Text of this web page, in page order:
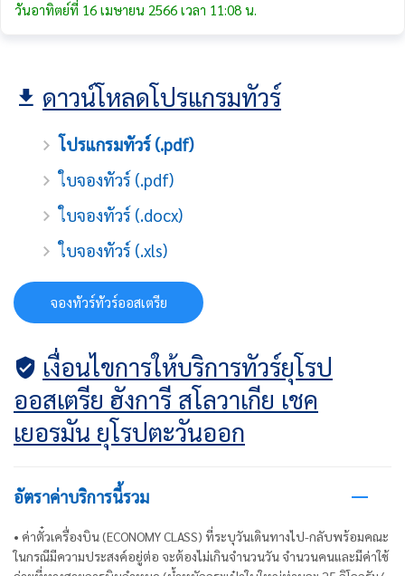
วันอาทิตย์ที่ 16 เมษายน 2566 เวลา 11:08 น.
ดาวน์โหลดโปรแกรมทัวร์
โปรแกรมทัวร์ (.pdf)
ใบจองทัวร์ (.pdf)
ใบจองทัวร์ (.docx)
ใบจองทัวร์ (.xls)
จองทัวร์ทัวร์ออสเตรีย
เงื่อนไขการให้บริการทัวร์ยุโรป
ออสเตรีย ฮังการี สโลวาเกีย เชค
เยอรมัน ยุโรปตะวันออก
อัตราค่าบริการนี้รวม
• ค่าตั๋วเครื่องบิน (ECONOMY CLASS) ที่ระบุวันเดินทางไป-กลับพร้อมคณะ
ในกรณีมีความประสงค์อยู่ต่อ จะต้องไม่เกินจำนวนวัน จำนวนคนและมีค่าใช้